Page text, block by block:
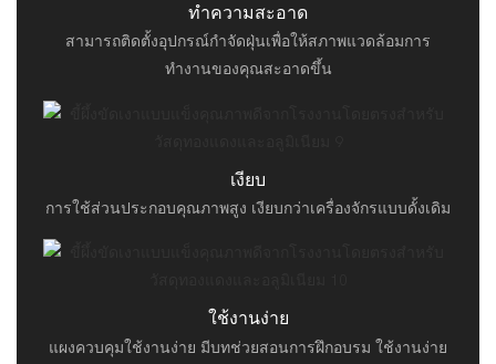
ทำความสะอาด
สามารถติดตั้งอุปกรณ์กำจัดฝุ่นเพื่อให้สภาพแวดล้อมการ
ทำงานของคุณสะอาดขึ้น
เงียบ
การใช้ส่วนประกอบคุณภาพสูง เงียบกว่าเครื่องจักรแบบดั้งเดิม
ใช้งานง่าย
แผงควบคุมใช้งานง่าย มีบทช่วยสอนการฝึกอบรม ใช้งานง่าย